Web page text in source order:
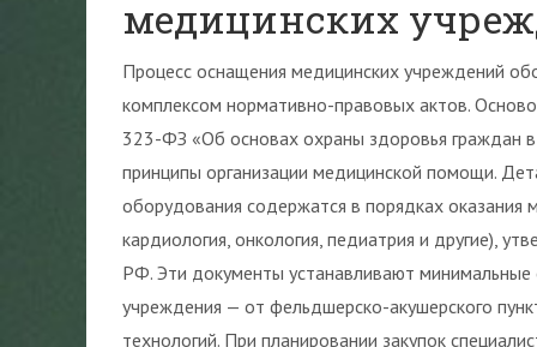
медицинских
Процесс оснащения медицинских учреждений
комплексом нормативно-правовых актов.
323-ФЗ «Об основах охраны здоровья граждан
принципы организации медицинской помощи.
оборудования содержатся в порядках
кардиология, онкология, педиатрия и другие),
РФ. Эти документы устанавливают
учреждения — от фельдшерско-акушерского
технологий. При планировании закупок